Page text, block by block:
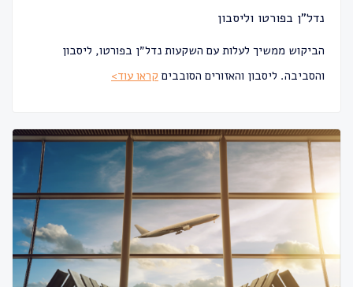
נדל"ן בפורטו וליסבון
הביקוש ממשיך לעלות עם השקעות נדל״ן בפורטו, ליסבון
והסביבה. ליסבון והאזורים הסובבים קראו עוד>